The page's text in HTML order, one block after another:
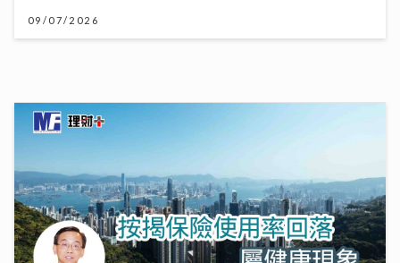
按揭保險使用率回落屬健康現象
13/07/2026